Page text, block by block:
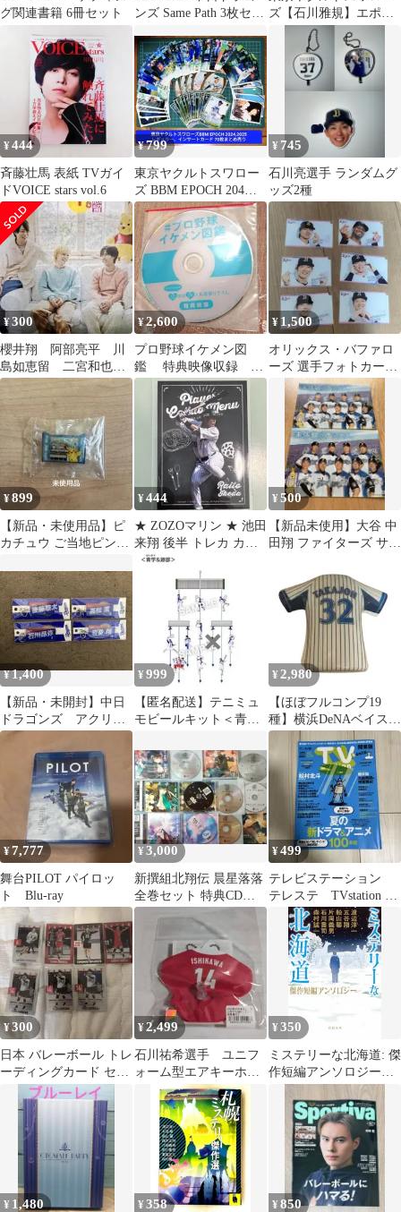
グ関連書籍 6冊セット
ンズ Same Path 3枚セッ ズ【石川雅規】エポッ
¥444
斉藤壮馬 表紙 TVガイ
ドVOICE stars vol.6
¥799
東京ヤクルトスワロー
ズ BBM EPOCH 204
2025 70枚 だぶり無し
¥ 745
石川亮選手 ランダムグ
ッズ2種
¥300
櫻井翔 阿部亮平 川
島如恵留 二宮和也
石川佳純 大谷翔平
7/9中日スポーツ
¥2,600
プロ野球イケメン図
鑑 特典映像収録
DVD
¥ 1,500
オリックス・バファロ
ーズ 選手フォトカード
6枚セット コロコロチ
ャレンジ
¥899
【新品・未使用品】ピ
カチュウ ご当地ピンバ
ジョン
¥444
★ ZOZOマリン ★ 池田
来翔 後半 トレカ カー
ド 千葉ロッテマリーン
¥500
【新品未使用】大谷 中
田翔 ファイターズ サイ
¥1,400
【新品・未開封】中日
ドラゴンズ アクリル
キーホルダー石川昂弥
後藤駿太岩嵜翔高松渡
¥ 999
【匿名配送】テニミュ
モビールキット＜青学
丸以外
¥ 2,980
【ほぼフルコンプ19
種】横浜DeNAベイスタ
ーズ ユニフォームクリ
ップ 2014
¥7,777
舞台PILOT パイロッ
ト Blu-ray
¥3,000
新撰組北翔伝 晨星落落
全巻セット 特典CD付
シチュエーションCD
¥499
テレビステーション
テレステ TVstation 松
村北斗 櫻井翔 相葉雅紀
¥300
日本 バレーボール トレ
ーディングカード セッ
¥2,499
石川祐希選手 ユニフ
ォーム型エアキーホル
¥350
ミステリーな北海道: 傑
作短編アンソロジー
(河出文庫 ん 9-1)／渡
辺 淳一、五谷 翔、船山
馨、片岡 義男、石川
¥ 1,480 ¥358 ¥850